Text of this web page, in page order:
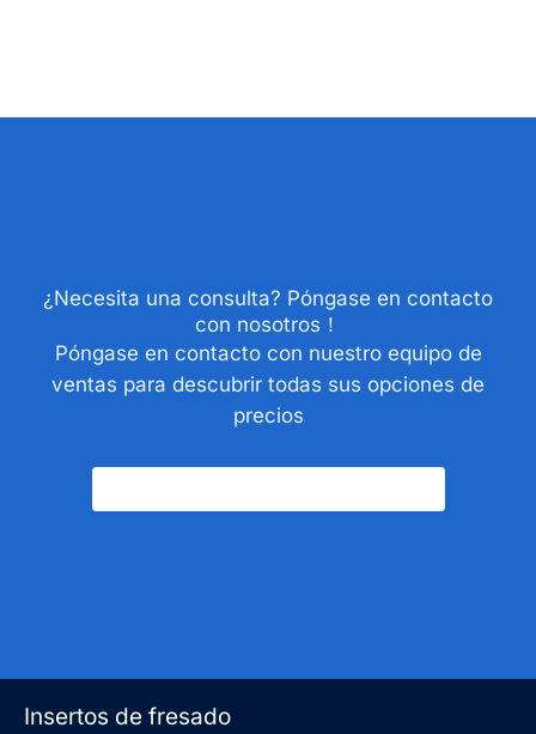
¿Necesita una consulta? Póngase en contacto
con nosotros！
Póngase en contacto con nuestro equipo de
ventas para descubrir todas sus opciones de
precios
Insertos de fresado